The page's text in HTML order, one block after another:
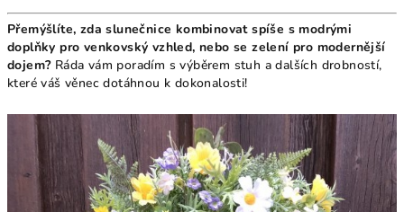
Přemýšlíte, zda slunečnice kombinovat spíše s modrými
doplňky pro venkovský vzhled, nebo se zelení pro modernější
dojem?Ráda vám poradím s výběrem stuh a dalších drobností,
které váš věnec dotáhnou k dokonalosti!